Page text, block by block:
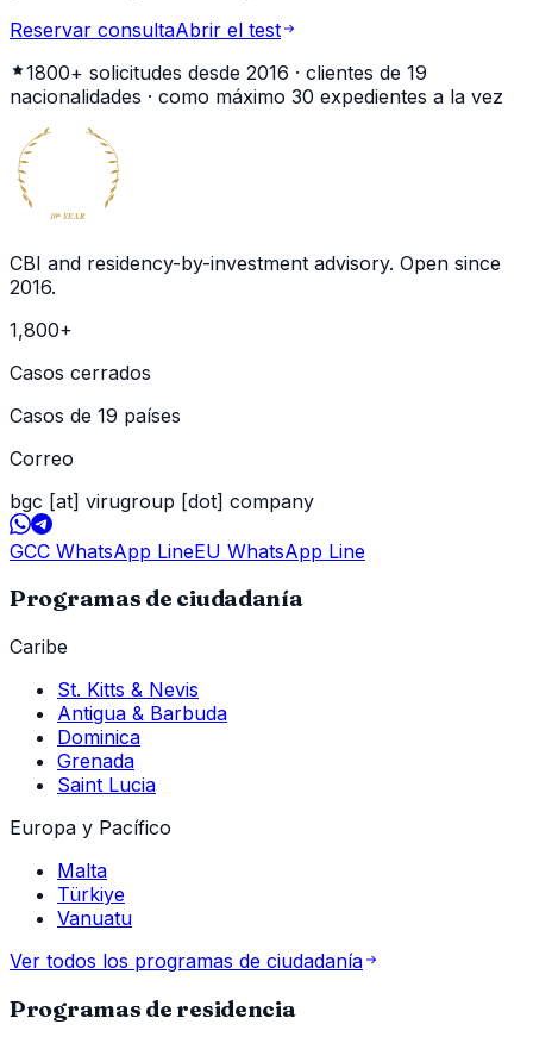
Reservar consultaAbrir el test
1800+ solicitudes desde 2016 · clientes de 19
nacionalidades · como máximo 30 expedientes a la vez
10th YEAR
CBI and residency-by-investment advisory. Open since
2016.
1,800+
Casos cerrados
Casos de 19 países
Correo
bgc [at] virugroup [dot] company
GCC WhatsApp LineEU WhatsApp Line
Programas de ciudadanía
Caribe
St. Kitts & Nevis
Antigua & Barbuda
Dominica
Grenada
Saint Lucia
Europa y Pacífico
Malta
Türkiye
Vanuatu
Ver todos los programas de ciudadanía
Programas de residencia